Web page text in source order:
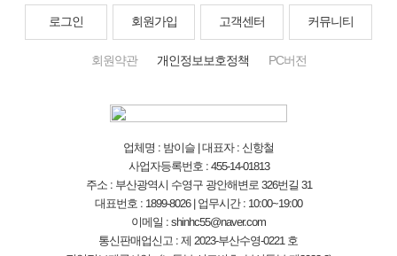
로그인 회원가입 고객센터 커뮤니티
회원약관 개인정보보호정책 PC버전
업체명 : 밤이슬 | 대표자 : 신항철
사업자등록번호 : 455-14-01813
주소 : 부산광역시 수영구 광안해변로 326번길 31
대표번호 : 1899-8026 | 업무시간 : 10:00~19:00
이메일 : shinhc55@naver.com
통신판매업신고 : 제 2023-부산수영-0221 호